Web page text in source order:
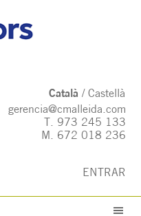
Català
Castellà
gerencia@cmalleida.com
T. 973 245 133
M. 672 018 236
ENTRAR